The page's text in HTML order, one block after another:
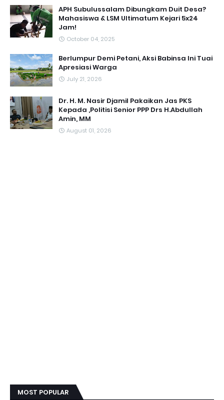
APH Subulussalam Dibungkam Duit Desa?
Mahasiswa & LSM Ultimatum Kejari 5x24
Jam!
October 04, 2025
Berlumpur Demi Petani, Aksi Babinsa Ini Tuai
Apresiasi Warga
July 21, 2026
Dr. H. M. Nasir Djamil Pakaikan Jas PKS
Kepada ,Politisi Senior PPP Drs H.Abdullah
Amin, MM
August 01, 2026
MOST POPULAR